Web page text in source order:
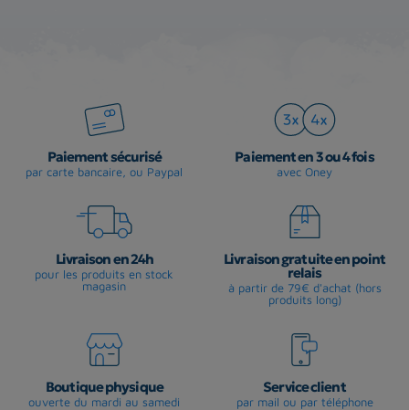
Paiement sécurisé
par carte bancaire, ou Paypal
Paiement en 3 ou 4 fois
avec Oney
Livraison en 24h
pour les produits en stock
magasin
Livraison gratuite en point
relais
à partir de 79€ d'achat (hors
produits long)
Boutique physique
ouverte du mardi au samedi
Service client
par mail ou par téléphone